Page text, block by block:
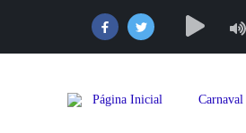
Página Inicial Carnaval